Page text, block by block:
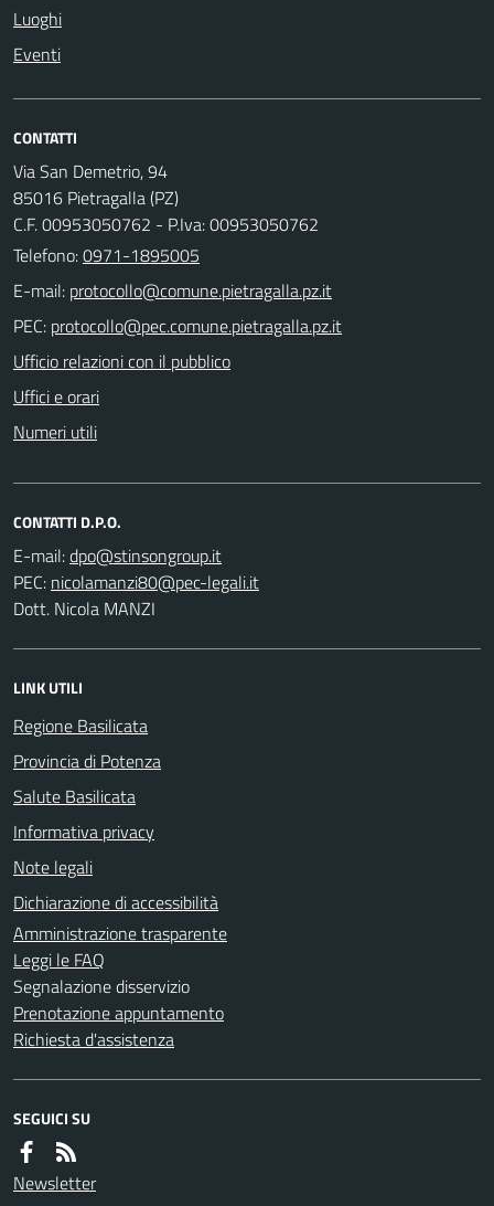
Luoghi
Eventi
CONTATTI
Via San Demetrio, 94
85016 Pietragalla (PZ)
C.F. 00953050762 - P.Iva: 00953050762
Telefono:0971-1895005
E-mail:
PEC:
Ufficio relazioni con il pubblico
Uffici e orari
Numeri utili
CONTATTI D.P.O.
E-mail:
PEC:
Dott. Nicola MANZI
LINK UTILI
Regione Basilicata
Provincia di Potenza
Salute Basilicata
Informativa privacy
Note legali
Dichiarazione di accessibilità
Amministrazione trasparente
Leggi le FAQ
Segnalazione disservizio
Prenotazione appuntamento
Richiesta d'assistenza
SEGUICI SU
Newsletter